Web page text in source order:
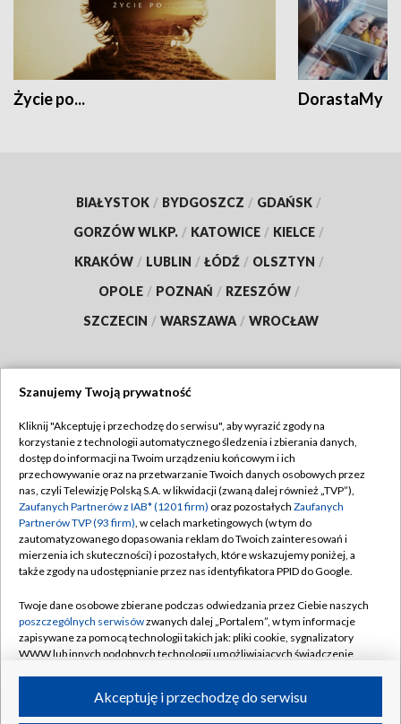
Życie po... DorastaMy
BIAŁYSTOK / BYDGOSZCZ / GDAŃSK /
GORZÓW WLKP. / KATOWICE / KIELCE /
KRAKÓW / LUBLIN / ŁÓDŹ / OLSZTYN /
OPOLE / POZNAŃ / RZESZÓW /
SZCZECIN / WARSZAWA / WROCŁAW
TVP
Abonament TVP
Emisja w TVP
Centrum informacji TVP
Naziemna Telewizja Cyfrowa
Rada Programowa
System NOS
Informacje o nadawcy
Program dla prasy
Regulamin TVP
Polityka prywatności
Moje zgody
Pomoc
Kontakt
Kanały
Szanujemy Twoją prywatność
Kliknij "Akceptuję i przechodzę do serwisu", aby wyrazić zgody na
korzystanie z technologii automatycznego śledzenia i zbierania danych,
dostęp do informacji na Twoim urządzeniu końcowym i ich
przechowywanie oraz na przetwarzanie Twoich danych osobowych przez
nas, czyli Telewizję Polską S.A. w likwidacji (zwaną dalej również „TVP”),
Zaufanych Partnerów z IAB* (1201 firm) oraz pozostałych Zaufanych
Partnerów TVP (93 firm), w celach marketingowych (w tym do
zautomatyzowanego dopasowania reklam do Twoich zainteresowań i
mierzenia ich skuteczności) i pozostałych, które wskazujemy poniżej, a
także zgody na udostępnianie przez nas identyfikatora PPID do Google.
Twoje dane osobowe zbierane podczas odwiedzania przez Ciebie naszych
poszczególnych serwisówzwanych dalej „Portalem”, w tym informacje
zapisywane za pomocą technologii takich jak: pliki cookie, sygnalizatory
WWW lub innych podobnych technologii umożliwiających świadczenie
ruchu w Internecie.Akceptuję i przechodzę do serwisu